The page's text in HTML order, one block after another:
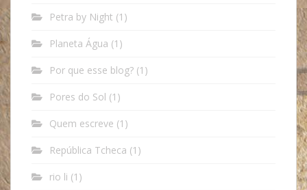
Petra by Night (1)
Planeta Água (1)
Por que esse blog? (1)
Pores do Sol (1)
Quem escreve (1)
República Tcheca (1)
rio li (1)